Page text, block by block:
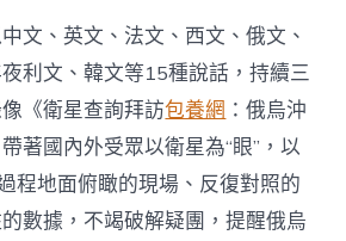
星
查
詢
拜
訪
激
發
專
包
文、英文、法文、西文、俄文、
利文、韓文等15種說話，持續三
《衛星查詢拜訪包養網 ：俄烏沖
著國內外受眾以衛星為“眼”，以
程地面俯瞰的現場、反復對照的
數據，不竭破解疑團，提醒俄烏